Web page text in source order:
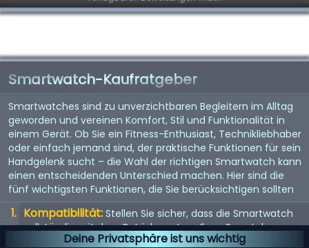
Deine Privatsphäre ist uns wichtig
Smartwatch-Kaufratgeber
Smartwatches sind zu unverzichtbaren Begleitern im Alltag
geworden und vereinen Komfort, Stil und Funktionalität in
einem Gerät. Ob Sie ein Fitness-Enthusiast, Technikliebhaber
oder einfach jemand sind, der praktische Funktionen für sein
Handgelenk sucht – die Wahl der richtigen Smartwatch kann
einen entscheidenden Unterschied machen. Hier sind die
fünf wichtigsten Funktionen, die Sie berücksichtigen sollten
Kompatibilität: Stellen Sie sicher, dass die Smartwatch
vollständig mit dem Betriebssystem Ihres Smartphones
(iOS oder Android) kompatibel ist, um mögliche